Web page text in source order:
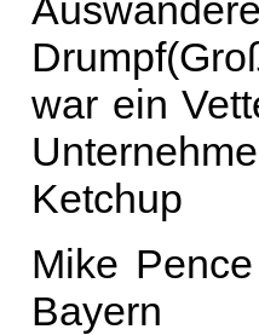
war ein
Ketchup
Mike
Bayern